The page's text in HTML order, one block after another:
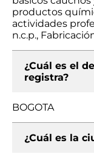
productos
actividades
n.c.p.,
¿Cuál es el
registra?
BOGOTA
¿Cuál es la